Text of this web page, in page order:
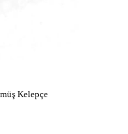
Kelepçe